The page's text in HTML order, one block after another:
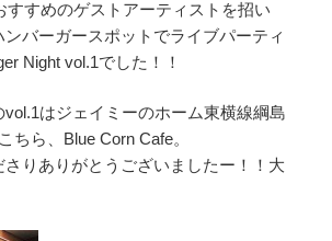
すすめのゲストアーティストを招い
バーガースポットでライブパーティ
Night vol.1でした！！
はジェイミーのホーム東横線綱島
ちら、Blue Corn Cafe。
りありがとうございましたー！！大